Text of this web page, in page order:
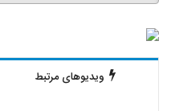
ویدیوهای مرتبط